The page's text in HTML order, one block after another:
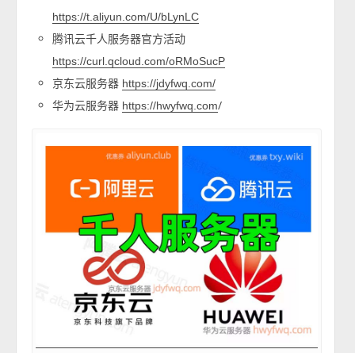
https://t.aliyun.com/U/bLynLC
腾讯云千人服务器官方活动
https://curl.qcloud.com/oRMoSucP
京东云服务器 https://jdyfwq.com/
华为云服务器 https://hwyfwq.com/